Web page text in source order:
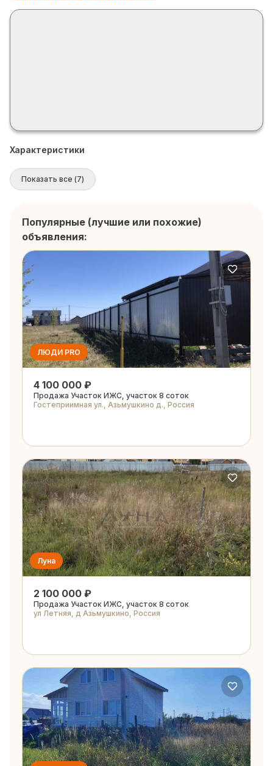
Характеристики
Показать все (7)
Популярные (лучшие или похожие)
объявления:
ЛЮДИ PRO
4 100 000 ₽
Продажа Участок ИЖС, участок 8 соток
Гостеприимная ул., Азьмушкино д., Россия
Луна
2 100 000 ₽
Продажа Участок ИЖС, участок 8 соток
ул Летняя, д Азьмушкино, Россия